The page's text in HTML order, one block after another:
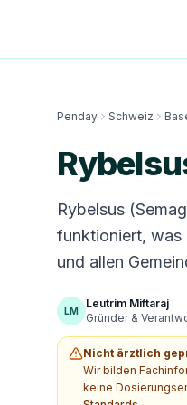
Penday Schweiz
Rybelsus
funktioniert, was
und allen
LM
Leutrim Miftaraj
Gründer &
Nicht ärztlich
Wir bilden
keine